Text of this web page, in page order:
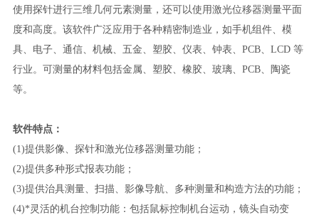
使用探针进行三维几何元素测量，还可以使用激光位移器测量平面
度和高度。该软件广泛应用于各种精密制造业，如手机组件、模
具、电子、通信、机械、五金、塑胶、仪表、钟表、PCB、LCD 等
行业。可测量的材料包括金属、塑胶、橡胶、玻璃、PCB、陶瓷
等。
软件特点：
(1)提供影像、探针和激光位移器测量功能；
(2)提供多种形式报表功能；
(3)提供治具测量、扫描、影像导航、多种测量和构造方法的功能；
(4)*灵活的机台控制功能：包括鼠标控制机台运动，镜头自动变